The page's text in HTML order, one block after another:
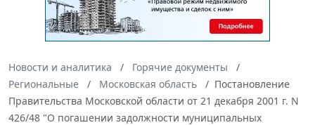
Новости и аналитика
Горячие документы
Региональные
Московская область
Постановление
Правительства Московской области от 21 декабря 2001 г. N
426/48 "О погашении задолжности муниципальных